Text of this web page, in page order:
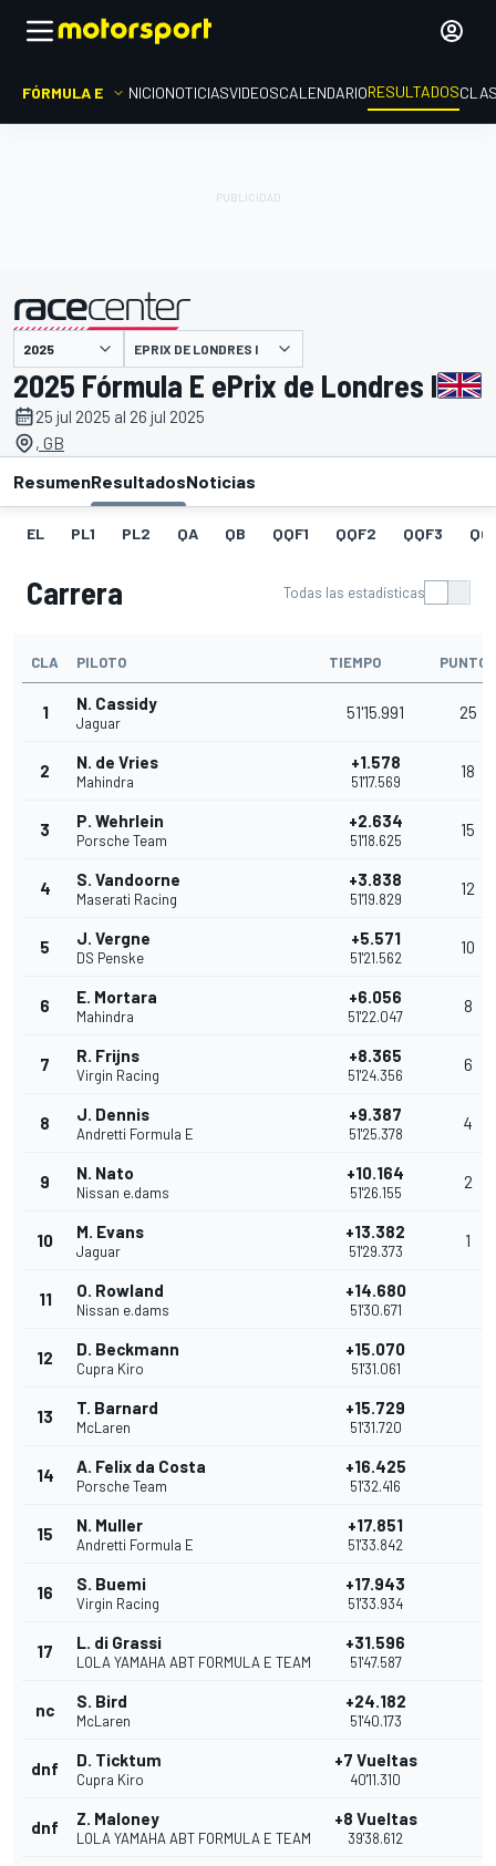
FÓRMULA E INICIONOTICIASVIDEOSCALENDARIORESULTADOS
presentado por EPRIX DE LONDRES I
2025 Fórmula E ePrix de Londres I
25 jul 2025 al 26 jul 2025
, GB
ResumenResultadosNoticias
EL PL1 PL2 QA QB QQF1 QQF2 QQF3
Carrera Todas las estadísticas
CLA PILOTO TIEMPO PUNTOS
1 N. Cassidy
Jaguar
51'15.991 25
2 N. de Vries
Mahindra
+1.578
51'17.569
18
3 P. Wehrlein
Porsche Team
+2.634
51'18.625
15
4 S. Vandoorne
Maserati Racing
+3.838
51'19.829
12
5 J. Vergne
DS Penske
+5.571
51'21.562
10
6 E. Mortara
Mahindra
+6.056
51'22.047
8
7 R. Frijns
Virgin Racing
+8.365
51'24.356
6
8 J. Dennis
Andretti Formula E
+9.387
51'25.378
4
9 N. Nato
Nissan e.dams
+10.164
51'26.155
2
10 M. Evans
Jaguar
+13.382
51'29.373
1
11 O. Rowland
Nissan e.dams
+14.680
51'30.671
12 D. Beckmann
Cupra Kiro
+15.070
51'31.061
13 T. Barnard
McLaren
+15.729
51'31.720
14 A. Felix da Costa
Porsche Team
+16.425
51'32.416
15 N. Muller
Andretti Formula E
+17.851
51'33.842
16 S. Buemi
Virgin Racing
+17.943
51'33.934
17 L. di Grassi
LOLA YAMAHA ABT FORMULA E TEAM
+31.596
51'47.587
nc S. Bird
McLaren
+24.182
51'40.173
dnf D. Ticktum
Cupra Kiro
+7 Vueltas
40'11.310
dnf Z. Maloney
LOLA YAMAHA ABT FORMULA E TEAM
+8 Vueltas
39'38.612